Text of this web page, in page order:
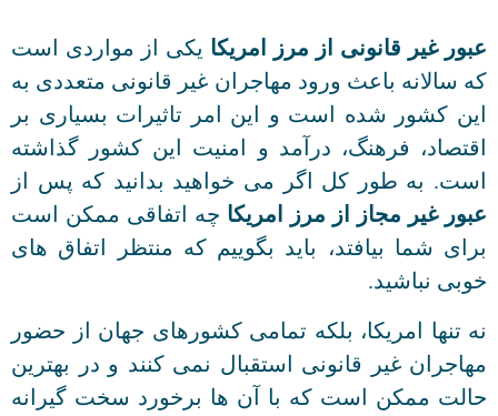
عبور غیر قانونی از مرز امریکا یکی از مواردی است
که سالانه باعث ورود مهاجران غیر قانونی متعددی به
این کشور شده است و این امر تاثیرات بسیاری بر
اقتصاد، فرهنگ، درآمد و امنیت این کشور گذاشته
است. به طور کل اگر می خواهید بدانید که پس از
عبور غیر مجاز از مرز امریکا چه اتفاقی ممکن است
برای شما بیافتد، باید بگوییم که منتظر اتفاق های
خوبی نباشید.
نه تنها امریکا، بلکه تمامی کشورهای جهان از حضور
مهاجران غیر قانونی استقبال نمی کنند و در بهترین
حالت ممکن است که با آن ها برخورد سخت گیرانه